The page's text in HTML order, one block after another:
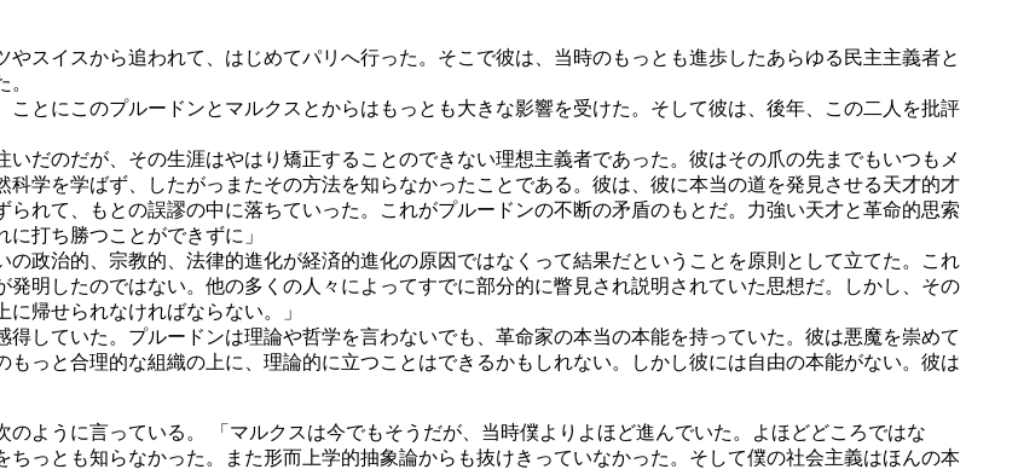
スイスから追われて、はじめてパリへ行った。そこで彼は、当時のもっとも進歩したあらゆる民主主義者と
とにこのプルードンとマルクスとからはもっとも大きな影響を受けた。そして彼は、後年、この二人を批評
いだのだが、その生涯はやはり矯正することのできない理想主義者であった。彼はその爪の先までもいつもメ
学を学ばず、したがっまたその方法を知らなかったことである。彼は、彼に本当の道を発見させる天才的才
れて、もとの誤謬の中に落ちていった。これがプルードンの不断の矛盾のもとだ。力強い天才と革命的思索
打ち勝つことができずに」
の政治的、宗教的、法律的進化が経済的進化の原因ではなくって結果だということを原則として立てた。これ
明したのではない。他の多くの人々によってすでに部分的に瞥見され説明されていた思想だ。しかし、その
帰せられなければならない。」
得していた。プルードンは理論や哲学を言わないでも、革命家の本当の本能を持っていた。彼は悪魔を崇めて
っと合理的な組織の上に、理論的に立つことはできるかもしれない。しかし彼には自由の本能がない。彼は
ように言っている。 「マルクスは今でもそうだが、当時僕よりよほど進んでいた。よほどどころではな
っとも知らなかった。また形而上学的抽象論からも抜けきっていなかった。そして僕の社会主義はほんの本